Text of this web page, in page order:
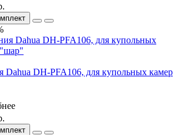
Dahua DH-PFA106, для купольных камер